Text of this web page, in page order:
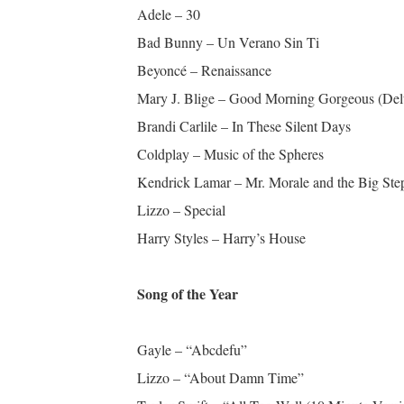
Adele – 30
Bad Bunny – Un Verano Sin Ti
Beyoncé – Renaissance
Mary J. Blige – Good Morning Gorgeous
Brandi Carlile – In These Silent Days
Coldplay – Music of the Spheres
Kendrick Lamar – Mr. Morale and the Big
Lizzo – Special
Harry Styles – Harry’s House
Song of the Year
Gayle – “Abcdefu”
Lizzo – “About Damn Time”